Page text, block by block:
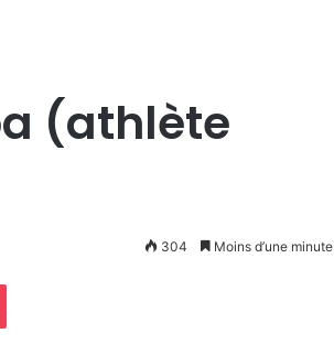
(athlète
304 Moins d’une minute
Pocket